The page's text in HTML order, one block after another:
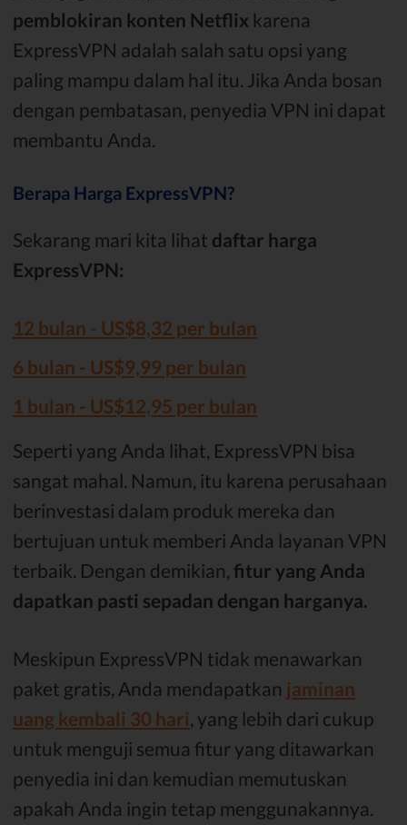
pemblokiran konten Netflix karena
ExpressVPN adalah salah satu opsi yang
paling mampu dalam hal itu. Jika Anda bosan
dengan pembatasan, penyedia VPN ini dapat
membantu Anda.
Berapa Harga ExpressVPN?
Sekarang mari kita lihat daftar harga
ExpressVPN:
12 bulan - US$8,32 per bulan
6 bulan - US$9,99 per bulan
1 bulan - US$12,95 per bulan
Seperti yang Anda lihat, ExpressVPN bisa
sangat mahal. Namun, itu karena perusahaan
berinvestasi dalam produk mereka dan
bertujuan untuk memberi Anda layanan VPN
terbaik. Dengan demikian, fitur yang Anda
dapatkan pasti sepadan dengan harganya.
Meskipun ExpressVPN tidak menawarkan
paket gratis, Anda mendapatkan jaminan
uang kembali 30 hari, yang lebih dari cukup
untuk menguji semua fitur yang ditawarkan
penyedia ini dan kemudian memutuskan
apakah Anda ingin tetap menggunakannya.